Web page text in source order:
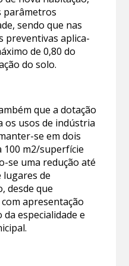
parâmetros
sendo que nas
preventivas aplica-
de 0,80 do
do solo.
que a dotação
os usos de indústria
se em dois
100 m2/superfície
se uma redução até
lugares de
desde que
apresentação
especialidade e